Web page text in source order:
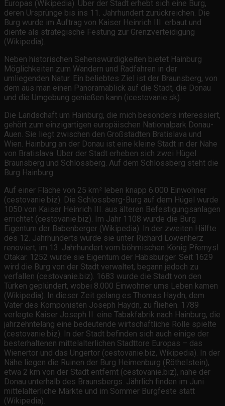
Europas (Wikipedia). Über der Stadt erhebt sich eine Burg,
deren Ursprünge bis ins 11. Jahrhundert zurückreichen. Die
Burg wurde im Auftrag von Kaiser Heinrich III. erbaut und
diente als strategische Festung zur Grenzverteidigung
(Wikipedia).
Neben historischen Sehenswürdigkeiten bietet Hainburg
Möglichkeiten zum Wandern und Radfahren in der
umliegenden Natur. Ein beliebtes Ziel ist der Braunsberg, von
dem aus man einen Panoramablick auf die Stadt, die Donau
und die Umgebung genießen kann (icestovanie.sk).
Die Landschaft um Hainburg, die mich besonders interessiert,
gehört zum einzigartigen europäischen Nationalpark Donau-
Auen. Sie liegt zwischen den Großstädten Bratislava und
Wien. Hainburg an der Donau ist eine kleine Stadt in der Nähe
von Bratislava. Über der Stadt erheben sich zwei Hügel:
Braunsberg und Schlossberg. Auf dem Schlossberg steht die
Burg Hainburg.
Auf einer Fläche von 25 km² leben knapp 6.000 Einwohner
(cestovanie.biz). Die Schlossberg-Burg auf dem Hügel wurde
1050 von Kaiser Heinrich III. aus älteren Befestigungsanlagen
errichtet (cestovanie.biz). Im Jahr 1108 wurde die Burg
Eigentum der Babenberger (Wikipedia). In der zweiten Hälfte
des 12. Jahrhunderts wurde sie unter Richard Löwenherz
renoviert, im 13. Jahrhundert vom böhmischen König Přemysl
Otakar. 1252 wurde sie Eigentum der Habsburger. Seit 1629
wird die Burg von der Stadt verwaltet, begann jedoch zu
verfallen (cestovanie.biz). 1683 wurde die Stadt von den
Türken geplündert, wobei 8.000 Einwohner ums Leben kamen
(Wikipedia). In dieser Zeit gelang es Thomas Haydn, dem
Vater des Komponisten Joseph Haydn, zu fliehen. 1789
verlegte Kaiser Joseph II. eine Tabakfabrik nach Hainburg, die
jahrzehntelang eine bedeutende wirtschaftliche Rolle spielte
(cestovanie.biz). In der Stadt befinden sich auch einige der
besterhaltenen mittelalterlichen Stadttore Europas – das
Wienertor und das Ungertor (cestovanie.biz, Wikipedia). In der
Nähe liegen die Ruinen der Burg Heimenburg (Röthelstein),
etwa 2 km von der Stadt entfernt (cestovanie.biz), nahe der
Donau unterhalb des Braunsbergs. Jährlich finden im Juni
mittelalterliche Märkte und im Sommer Burgfeste statt
(Wikipedia).